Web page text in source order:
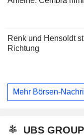
Renk und Hensoldt
Richtung
Mehr Börsen-
UBS